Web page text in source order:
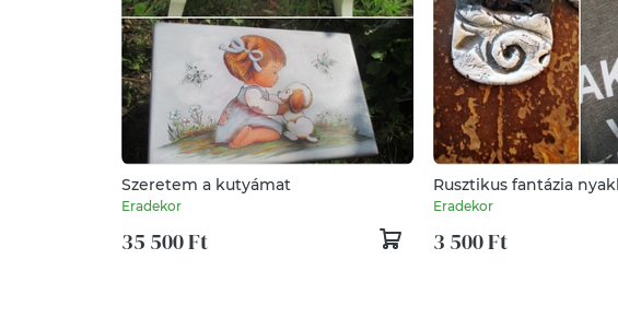
Szeretem a kutyámat
Eradekor
35 500 Ft
Rusztikus fantázia
Eradekor
3 500 Ft